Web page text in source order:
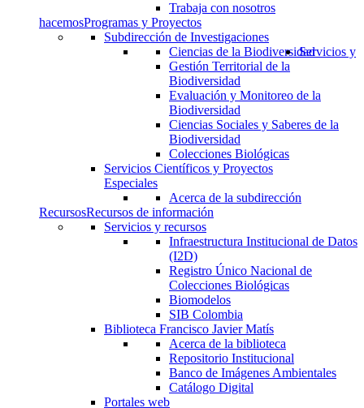
Trabaja con nosotros
hacemosProgramas y Proyectos
Subdirección de Investigaciones
Ciencias de la Biodiversidad
Gestión Territorial de la
Biodiversidad
Evaluación y Monitoreo de la
Biodiversidad
Ciencias Sociales y Saberes de la
Biodiversidad
Colecciones Biológicas
Servicios Científicos y Proyectos
Especiales
Acerca de la subdirección
Servicios y
RecursosRecursos de información
Servicios y recursos
Infraestructura Institucional de Datos
(I2D)
Registro Único Nacional de
Colecciones Biológicas
Biomodelos
SIB Colombia
Biblioteca Francisco Javier Matís
Acerca de la biblioteca
Repositorio Institucional
Banco de Imágenes Ambientales
Catálogo Digital
Portales web